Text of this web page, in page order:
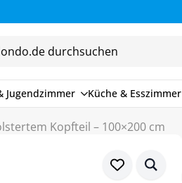
Jugendzimmer Küche & Esszimmer
Kopfteil – 100×200 cm